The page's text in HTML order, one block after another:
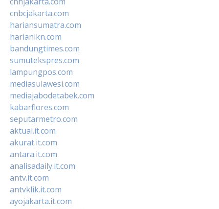
cnbcjakarta.com
hariansumatra.com
harianikn.com
bandungtimes.com
sumutekspres.com
lampungpos.com
mediasulawesi.com
mediajabodetabek.com
kabarflores.com
seputarmetro.com
aktual.it.com
akurat.it.com
antara.it.com
analisadaily.it.com
antv.it.com
antvklik.it.com
ayojakarta.it.com